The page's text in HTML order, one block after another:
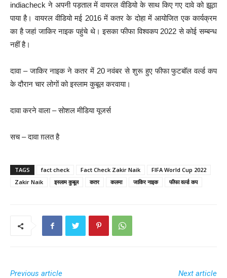
indiacheck ने अपनी पड़ताल में वायरल वीडियो के साथ किए गए दावे को झूठा
पाया है। वायरल वीडियो मई 2016 में कतर के दोहा में आयोजित एक कार्यक्रम
का है जहां जाकिर नाइक पहुंचे थे। इसका फीफा विश्वकप 2022 से कोई सम्बन्ध
नहीं है।
दावा – जाकिर नाइक ने कतर में 20 नवंबर से शुरू हुए फीफा फुटबॉल वर्ल्ड कप
के दौरान चार लोगों को इस्लाम कुबूल करवाया।
दावा करने वाला – सोशल मीडिया यूजर्स
सच – दावा ग़लत है
TAGS fact check Fact Check Zakir Naik
FIFA World Cup 2022
Zakir Naik
इस्लाम कुबूल कतर कलमा जाकिर नाइक फीफा वर्ल्ड कप
Previous article Next article